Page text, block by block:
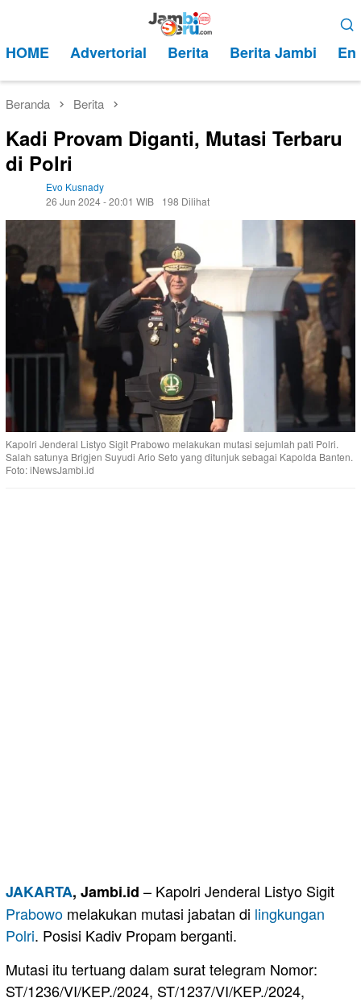
kontenMobile
HOME Advertorial Berita Berita Jambi
Beranda Berita
Kadi Provam Diganti, Mutasi Terbaru
di Polri
Evo Kusnady
26 Jun 2024 - 20:01 WIB
198 Dilihat
Kapolri Jenderal Listyo Sigit Prabowo melakukan mutasi sejumlah pati Polri.
Salah satunya Brigjen Suyudi Ario Seto yang ditunjuk sebagai Kapolda Banten.
Foto: iNewsJambi.id
JAKARTA, Jambi.id – Kapolri Jenderal Listyo Sigit
Prabowo melakukan mutasi jabatan di lingkungan
Polri. Posisi Kadiv Propam berganti.
Mutasi itu tertuang dalam surat telegram Nomor:
ST/1236/VI/KEP./2024, ST/1237/VI/KEP./2024,